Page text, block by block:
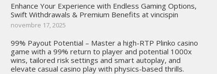
Enhance Your Experience with Endless Gaming Options,
Swift Withdrawals & Premium Benefits at vincispin
novembre 17, 2025
99% Payout Potential – Master a high-RTP Plinko casino
game with a 99% return to player and potential 1000x
wins, tailored risk settings and smart autoplay, and
elevate casual casino play with physics-based thrills.